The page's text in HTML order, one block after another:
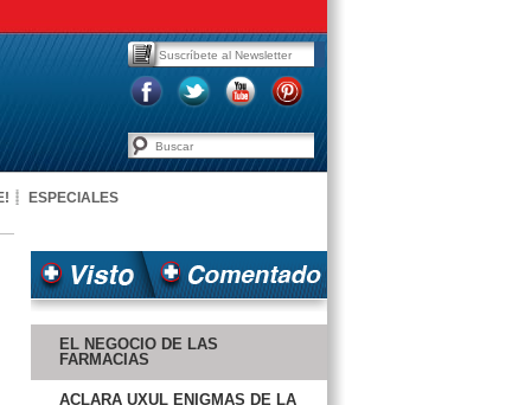
ESPECIALES
EL NEGOCIO DE LAS
FARMACIAS
ACLARA UXUL ENIGMAS DE LA